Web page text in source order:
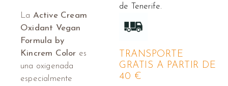
La Active Cream
Oxidant Vegan
Formula by
Kincrem Color es
una oxigenada
especialmente
de Tenerife.
TRANSPORTE
GRATIS A PARTIR DE
40 €